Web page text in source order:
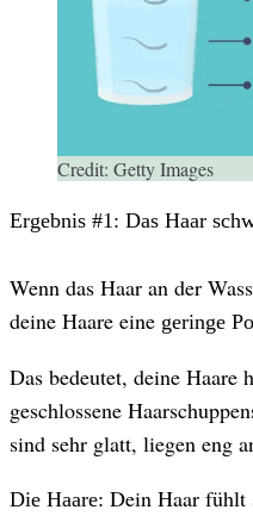
Credit: Getty Images
Ergebnis #1: Das Haar
Wenn das Haar an der
deine Haare eine geringe
Das bedeutet, deine Haare
geschlossene
sind sehr glatt, liegen eng
Die Haare: Dein Haar fühlt